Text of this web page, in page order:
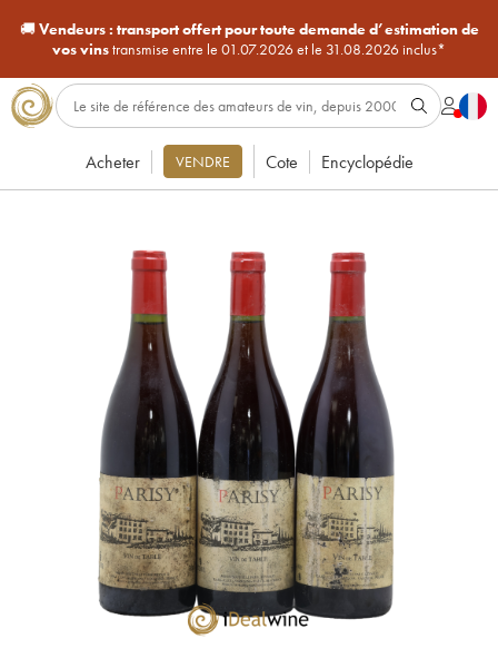
🚚Vendeurs : transport offert pour toute demande d’estimation de
vos vinstransmise entre le 01.07.2026 et le 31.08.2026 inclus*
Acheter VENDRE Cote Encyclopédie